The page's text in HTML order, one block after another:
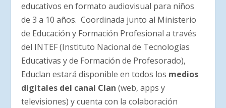
educativos en formato audiovisual para niños
de 3 a 10 años. Coordinada junto al Ministerio
de Educación y Formación Profesional a través
del INTEF (Instituto Nacional de Tecnologías
Educativas y de Formación de Profesorado),
Educlan estará disponible en todos los medios
digitales del canal Clan (web, apps y
televisiones) y cuenta con la colaboración